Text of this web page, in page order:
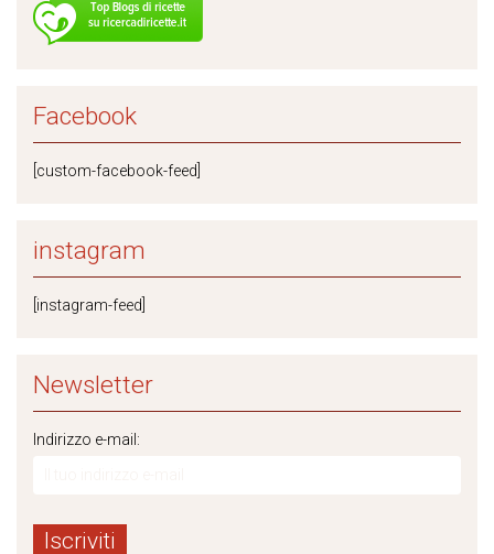
Facebook
[custom-facebook-feed]
instagram
[instagram-feed]
Newsletter
Indirizzo e-mail: